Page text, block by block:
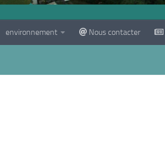
environnement Nous contacter